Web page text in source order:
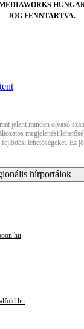
JOG FENNTARTVA.
jelent minden olvasó
megjelenési
lehetőségeket. Ez
hírportálok